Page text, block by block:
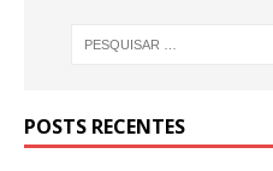
POSTS RECENTES